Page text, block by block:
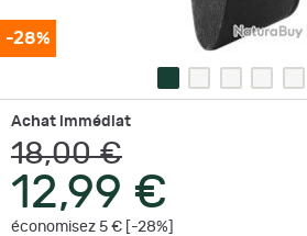
-28%
Achat immédiat
18,00 €
12,99 €
économisez 5 € [-28%]